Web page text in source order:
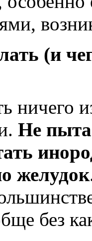
(и
ничего
Не
желудок
без